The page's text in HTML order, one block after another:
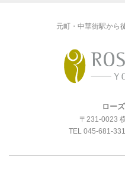
元町・中華街駅から
ロー
〒231-0023
TEL 045-681-